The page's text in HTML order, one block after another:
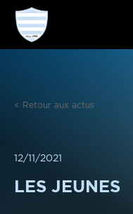
Aller
contenu
< Retour aux actus
12/11/2021
LES JEUNES